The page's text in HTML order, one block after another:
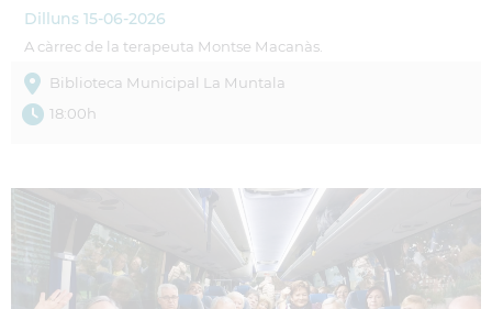
Dilluns 15-06-2026
A càrrec de la terapeuta Montse Macanàs.
Biblioteca Municipal La Muntala
18:00h